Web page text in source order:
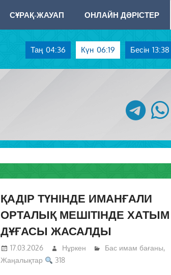
СҰРАҚ-ЖАУАП ОНЛАЙН ДӘРІСТЕР
Таң 04:36 Күн 06:19 Бесін 13:38
telegram
ҚАДІР ТҮНІНДЕ ИМАНҒАЛИ
ОРТАЛЫҚ МЕШІТІНДЕ ХАТЫМ
ДҰҒАСЫ ЖАСАЛДЫ
17.03.2026 Нұркен Бас имам бағаны,
Жаңалықтар
318